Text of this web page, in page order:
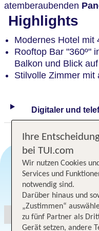
atemberaubenden
Highlights
Modernes Hotel mit
Rooftop Bar "360º"
Balkon und Blick
Stilvolle Zimmer mit
Digitaler und
Ihre
bei TUI.com
Wir nutzen Cookies
Services und
notwendig sind.
Darüber hinaus und
„Zustimmen“
zu fünf Partner als
Gerät setzen, andere